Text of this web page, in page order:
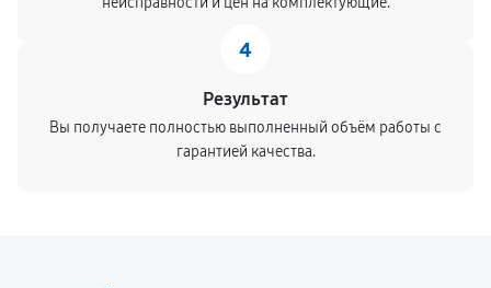
4
Результат
Вы получаете полностью выполненный объём работы с
гарантией качества.